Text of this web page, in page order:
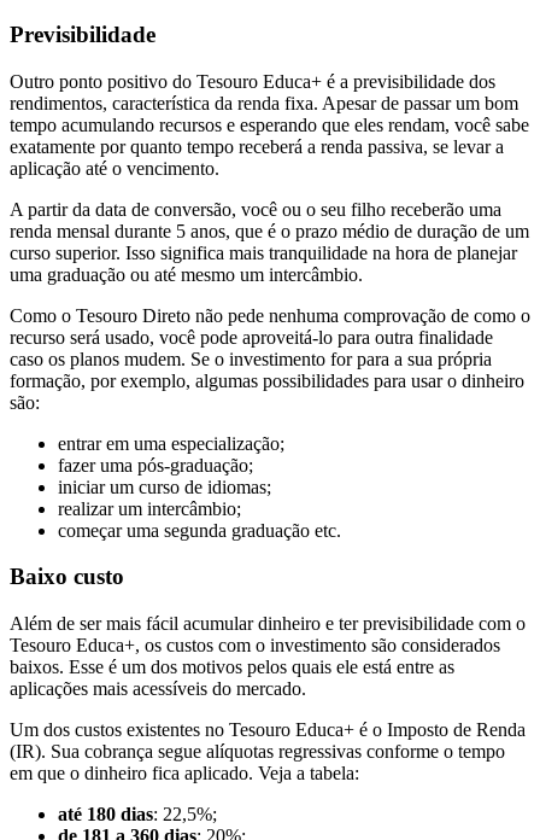
Previsibilidade
Outro ponto positivo do Tesouro Educa+ é a previsibilidade dos
rendimentos, característica da renda fixa. Apesar de passar um bom
tempo acumulando recursos e esperando que eles rendam, você sabe
exatamente por quanto tempo receberá a renda passiva, se levar a
aplicação até o vencimento.
A partir da data de conversão, você ou o seu filho receberão uma
renda mensal durante 5 anos, que é o prazo médio de duração de um
curso superior. Isso significa mais tranquilidade na hora de planejar
uma graduação ou até mesmo um intercâmbio.
Como o Tesouro Direto não pede nenhuma comprovação de como o
recurso será usado, você pode aproveitá-lo para outra finalidade
caso os planos mudem. Se o investimento for para a sua própria
formação, por exemplo, algumas possibilidades para usar o dinheiro
são:
entrar em uma especialização;
fazer uma pós-graduação;
iniciar um curso de idiomas;
realizar um intercâmbio;
começar uma segunda graduação etc.
Baixo custo
Além de ser mais fácil acumular dinheiro e ter previsibilidade com o
Tesouro Educa+, os custos com o investimento são considerados
baixos. Esse é um dos motivos pelos quais ele está entre as
aplicações mais acessíveis do mercado.
Um dos custos existentes no Tesouro Educa+ é o Imposto de Renda
(IR). Sua cobrança segue alíquotas regressivas conforme o tempo
em que o dinheiro fica aplicado. Veja a tabela:
até 180 dias: 22,5%;
de 181 a 360 dias: 20%;